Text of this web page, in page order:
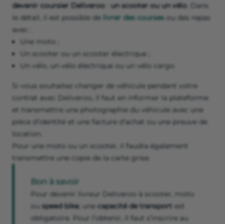
devenir coursier Deliveroo
un scooter ou un vélo . Dans
le détail, il est possible de livrer des courses ou des repas
avec :
Une moto ;
Un scooter ou un scooter électrique ;
Un vélo, un vélo électrique ou un vélo cargo.
Si vous souhaitez changer de véhicule pendant votre
contrat avec Deliveroo, il faut en informer la plateforme
et transmettre une photographie du véhicule avec une
pièce d’identité et une facture d’achat ou une preuve de
location.
Pour une moto ou un scooter, il faudra également
transmettre une copie de la carte grise.
Bon à savoir
Pour devenir livreur Deliveroo à scooter, moto
ou speed bike, une capacité de transport est
obligatoire. Pour l’obtenir, il faut s’inscrire au